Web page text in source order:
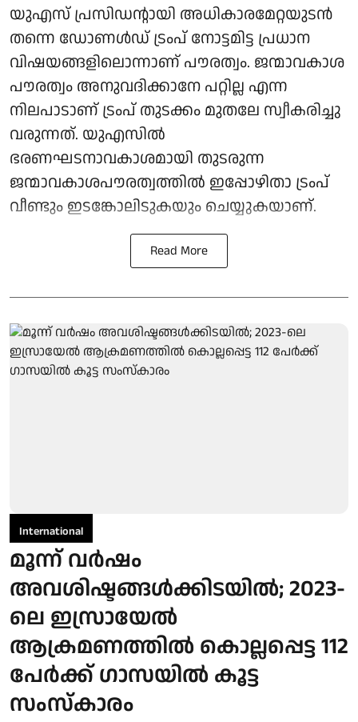
യുഎസ് പ്രസിഡന്റായി അധികാരമേറ്റയുടൻ
തന്നെ ഡോണൾഡ് ട്രംപ് നോട്ടമിട്ട പ്രധാന
വിഷയങ്ങളിലൊന്നാണ് പൗരത്വം. ജന്മാവകാശ
പൗരത്വം അനുവദിക്കാനേ പറ്റില്ല എന്ന
നിലപാടാണ് ട്രംപ് തുടക്കം മുതലേ സ്വീകരിച്ചു
വരുന്നത്. യുഎസിൽ
ഭരണഘടനാവകാശമായി തുടരുന്ന
ജന്മാവകാശപൗരത്വത്തിൽ ഇപ്പോഴിതാ ട്രംപ്
വീണ്ടും ഇടങ്കോലിടുകയും ചെയ്യുകയാണ്.
Read More
International
മൂന്ന് വര്‍ഷം
അവശിഷ്ടങ്ങള്‍ക്കിടയില്‍; 2023-
ലെ ഇസ്രായേല്‍
ആക്രമണത്തില്‍ കൊല്ലപ്പെട്ട 112
പേര്‍ക്ക് ഗാസയില്‍ കൂട്ട
സംസ്‌കാരം